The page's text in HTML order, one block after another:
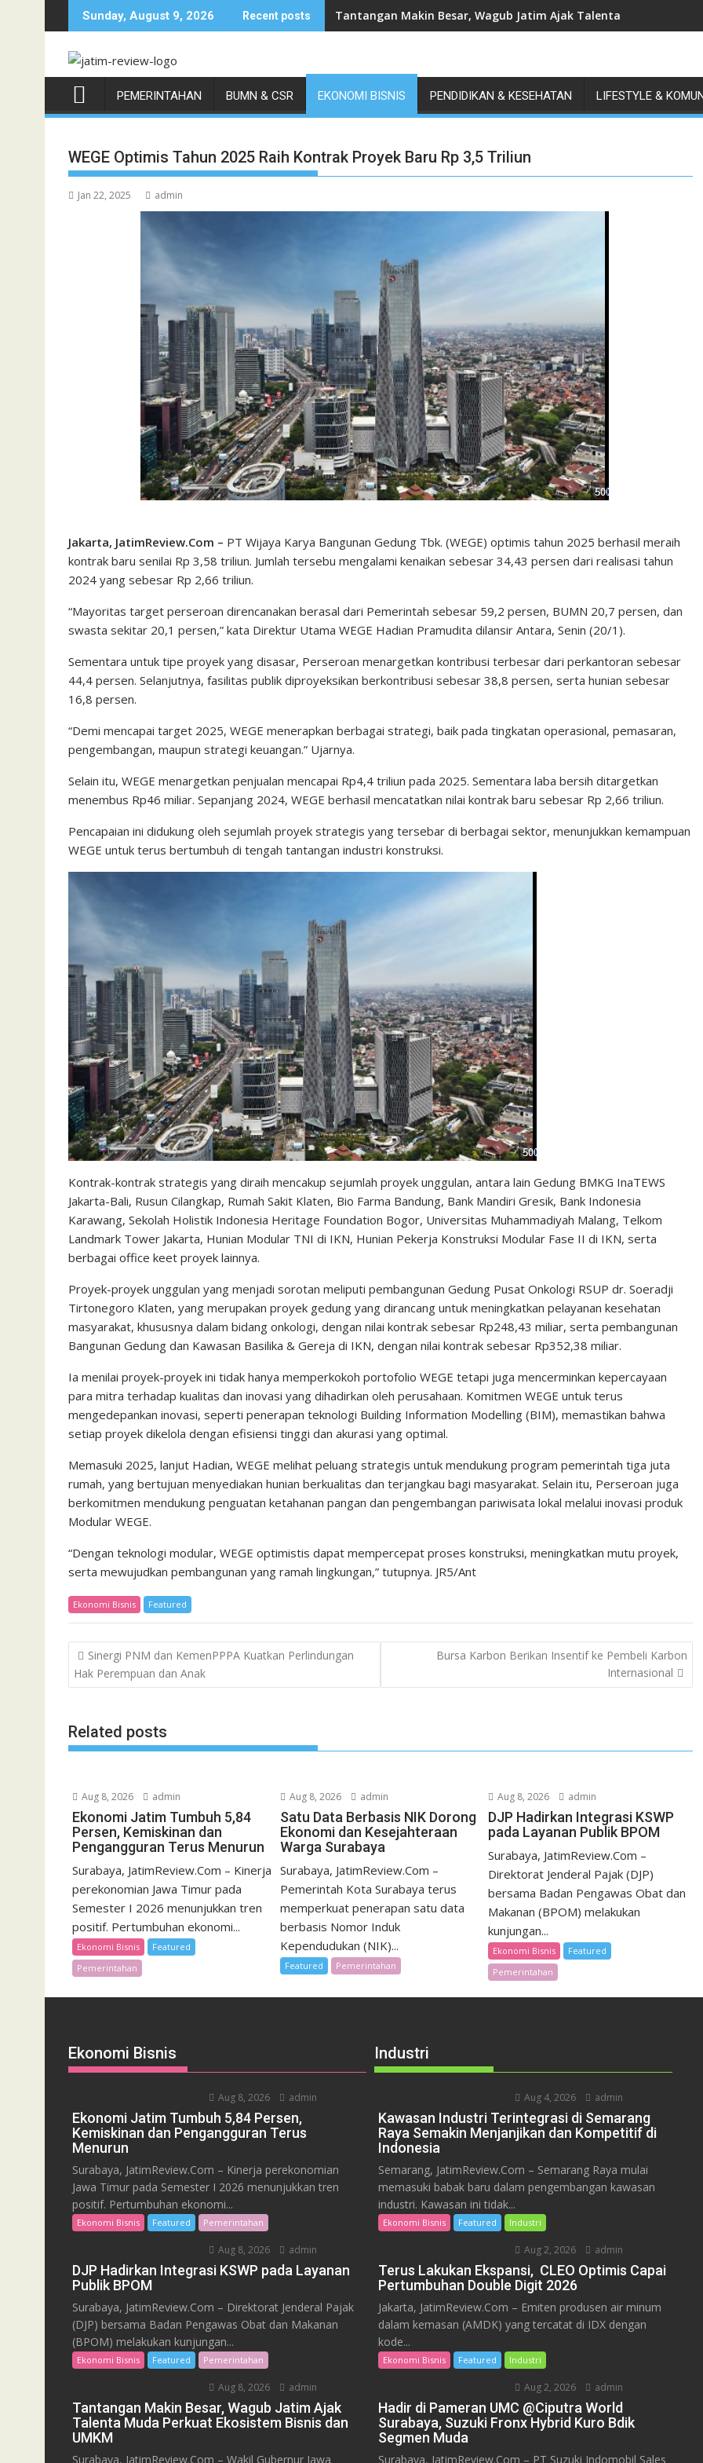
to
Sunday, August 9, 2026 Recent posts Tantangan Makin Besar, Wagub Jatim Ajak Talenta Muda
PEMERINTAHAN BUMN & CSR EKONOMI BISNIS PENDIDIKAN & KESEHATAN LIFESTYLE &
WEGE Optimis Tahun 2025 Raih Kontrak Proyek Baru Rp 3,5 Triliun
Jan 22, 2025 admin
Jakarta, JatimReview.Com – PT Wijaya Karya Bangunan Gedung Tbk. (WEGE) optimis tahun 2025 berhasil meraih
kontrak baru senilai Rp 3,58 triliun. Jumlah tersebu mengalami kenaikan sebesar 34,43 persen dari realisasi tahun
2024 yang sebesar Rp 2,66 triliun.
“Mayoritas target perseroan direncanakan berasal dari Pemerintah sebesar 59,2 persen, BUMN 20,7 persen, dan
swasta sekitar 20,1 persen,” kata Direktur Utama WEGE Hadian Pramudita dilansir Antara, Senin (20/1).
Sementara untuk tipe proyek yang disasar, Perseroan menargetkan kontribusi terbesar dari perkantoran sebesar
44,4 persen. Selanjutnya, fasilitas publik diproyeksikan berkontribusi sebesar 38,8 persen, serta hunian sebesar
16,8 persen.
“Demi mencapai target 2025, WEGE menerapkan berbagai strategi, baik pada tingkatan operasional, pemasaran,
pengembangan, maupun strategi keuangan.” Ujarnya.
Selain itu, WEGE menargetkan penjualan mencapai Rp4,4 triliun pada 2025. Sementara laba bersih ditargetkan
menembus Rp46 miliar. Sepanjang 2024, WEGE berhasil mencatatkan nilai kontrak baru sebesar Rp 2,66 triliun.
Pencapaian ini didukung oleh sejumlah proyek strategis yang tersebar di berbagai sektor, menunjukkan kemampuan
WEGE untuk terus bertumbuh di tengah tantangan industri konstruksi.
Kontrak-kontrak strategis yang diraih mencakup sejumlah proyek unggulan, antara lain Gedung BMKG InaTEWS
Jakarta-Bali, Rusun Cilangkap, Rumah Sakit Klaten, Bio Farma Bandung, Bank Mandiri Gresik, Bank Indonesia
Karawang, Sekolah Holistik Indonesia Heritage Foundation Bogor, Universitas Muhammadiyah Malang, Telkom
Landmark Tower Jakarta, Hunian Modular TNI di IKN, Hunian Pekerja Konstruksi Modular Fase II di IKN, serta
berbagai office keet proyek lainnya.
Proyek-proyek unggulan yang menjadi sorotan meliputi pembangunan Gedung Pusat Onkologi RSUP dr. Soeradji
Tirtonegoro Klaten, yang merupakan proyek gedung yang dirancang untuk meningkatkan pelayanan kesehatan
masyarakat, khususnya dalam bidang onkologi, dengan nilai kontrak sebesar Rp248,43 miliar, serta pembangunan
Bangunan Gedung dan Kawasan Basilika & Gereja di IKN, dengan nilai kontrak sebesar Rp352,38 miliar.
Ia menilai proyek-proyek ini tidak hanya memperkokoh portofolio WEGE tetapi juga mencerminkan kepercayaan
para mitra terhadap kualitas dan inovasi yang dihadirkan oleh perusahaan. Komitmen WEGE untuk terus
mengedepankan inovasi, seperti penerapan teknologi Building Information Modelling (BIM), memastikan bahwa
setiap proyek dikelola dengan efisiensi tinggi dan akurasi yang optimal.
Memasuki 2025, lanjut Hadian, WEGE melihat peluang strategis untuk mendukung program pemerintah tiga juta
rumah, yang bertujuan menyediakan hunian berkualitas dan terjangkau bagi masyarakat. Selain itu, Perseroan juga
berkomitmen mendukung penguatan ketahanan pangan dan pengembangan pariwisata lokal melalui inovasi produk
Modular WEGE.
“Dengan teknologi modular, WEGE optimistis dapat mempercepat proses konstruksi, meningkatkan mutu proyek,
serta mewujudkan pembangunan yang ramah lingkungan,” tutupnya. JR5/Ant
Ekonomi Bisnis Featured
Post
navigation
Sinergi PNM dan KemenPPPA Kuatkan Perlindungan
Hak Perempuan dan Anak
Bursa Karbon Berikan Insentif ke Pembeli Karbon
Internasional
Related posts
Aug 8, 2026 admin
Ekonomi Jatim Tumbuh 5,84
Persen, Kemiskinan dan
Pengangguran Terus Menurun
Surabaya, JatimReview.Com – Kinerja
perekonomian Jawa Timur pada
Semester I 2026 menunjukkan tren
positif. Pertumbuhan ekonomi...
Ekonomi Bisnis
Featured
Pemerintahan
Aug 8, 2026 admin
Satu Data Berbasis NIK Dorong
Ekonomi dan Kesejahteraan
Warga Surabaya
Surabaya, JatimReview.Com –
Pemerintah Kota Surabaya terus
memperkuat penerapan satu data
berbasis Nomor Induk
Kependudukan (NIK)...
Featured Pemerintahan
Aug 8, 2026 admin
DJP Hadirkan Integrasi KSWP
pada Layanan Publik BPOM
Surabaya, JatimReview.Com –
Direktorat Jenderal Pajak (DJP)
bersama Badan Pengawas Obat dan
Makanan (BPOM) melakukan
kunjungan...
Ekonomi Bisnis
Featured
Pemerintahan
Ekonomi Bisnis
Aug 8, 2026 admin
Ekonomi Jatim Tumbuh 5,84 Persen,
Kemiskinan dan Pengangguran Terus
Menurun
Surabaya, JatimReview.Com – Kinerja perekonomian
Jawa Timur pada Semester I 2026 menunjukkan tren
positif. Pertumbuhan ekonomi...
Ekonomi Bisnis Featured Pemerintahan
Aug 8, 2026 admin
DJP Hadirkan Integrasi KSWP pada Layanan
Publik BPOM
Surabaya, JatimReview.Com – Direktorat Jenderal Pajak
(DJP) bersama Badan Pengawas Obat dan Makanan
(BPOM) melakukan kunjungan...
Ekonomi Bisnis Featured Pemerintahan
Aug 8, 2026 admin
Tantangan Makin Besar, Wagub Jatim Ajak
Talenta Muda Perkuat Ekosistem Bisnis dan
UMKM
Surabaya, JatimReview.Com – Wakil Gubernur Jawa
Industri
Aug 4, 2026 admin
Kawasan Industri Terintegrasi di Semarang
Raya Semakin Menjanjikan dan Kompetitif di
Indonesia
Semarang, JatimReview.Com – Semarang Raya mulai
memasuki babak baru dalam pengembangan kawasan
industri. Kawasan ini tidak...
Ekonomi Bisnis Featured Industri
Aug 2, 2026 admin
Terus Lakukan Ekspansi, CLEO Optimis Capai
Pertumbuhan Double Digit 2026
Jakarta, JatimReview.Com – Emiten produsen air minum
dalam kemasan (AMDK) yang tercatat di IDX dengan
kode...
Ekonomi Bisnis Featured Industri
Aug 2, 2026 admin
Hadir di Pameran UMC @Ciputra World
Surabaya, Suzuki Fronx Hybrid Kuro Bdik
Segmen Muda
Surabaya, JatimReview.Com – PT Suzuki Indomobil Sales